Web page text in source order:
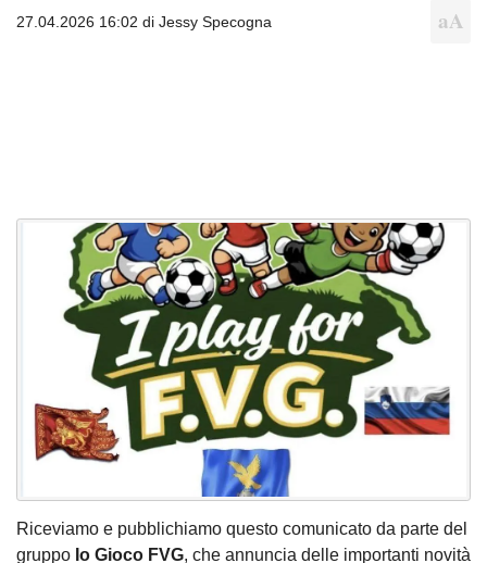
27.04.2026 16:02 di Jessy Specogna
Riceviamo e pubblichiamo questo comunicato da parte del
gruppo Io Gioco FVG, che annuncia delle importanti novità